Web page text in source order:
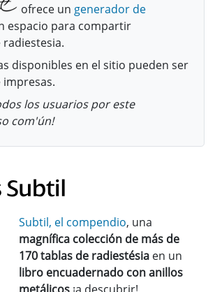
ofrece un generador de
espacio para compartir
disponibles en el sitio pueden ser
impresas.
los usuarios por este
com'ún!
Subtil, el compendio, una
magnífica colección de más de
170 tablas de radiestésia en un
libro encuadernado con anillos